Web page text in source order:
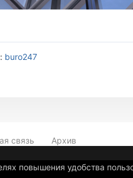
buro247
связь Архив
повышения удобства